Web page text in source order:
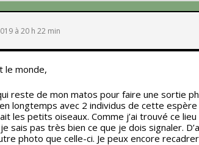
à 20 h 22 min
le monde,
reste de mon matos pour faire une sortie
longtemps avec 2 individus de cette
les petits oiseaux. Comme j’ai trouvé ce
sais pas très bien ce que je dois signaler.
photo que celle-ci. Je peux encore